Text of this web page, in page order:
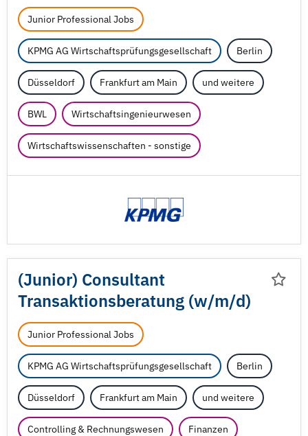
Junior Professional Jobs
KPMG AG Wirtschaftsprüfungsgesellschaft Berlin
Düsseldorf Frankfurt am Main und weitere
BWL Wirtschaftsingenieurwesen
Wirtschaftswissenschaften - sonstige
(Junior) Consultant
Transaktionsberatung (w/m/d)
Junior Professional Jobs
KPMG AG Wirtschaftsprüfungsgesellschaft Berlin
Düsseldorf Frankfurt am Main und weitere
Controlling & Rechnungswesen Finanzen